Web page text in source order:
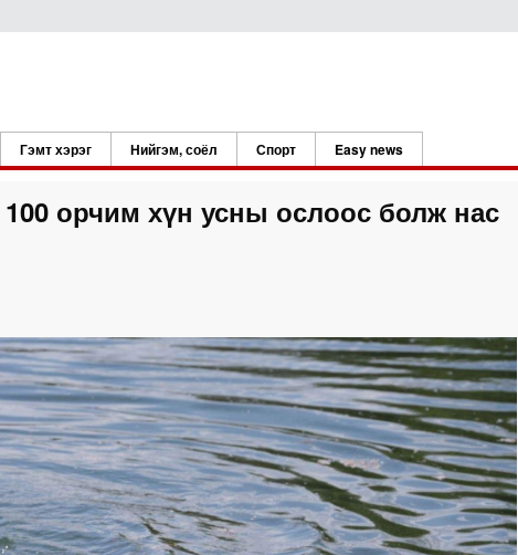
Гэмт хэрэг Нийгэм, соёл Спорт Easy news
орчим хүн усны ослоос болж нас